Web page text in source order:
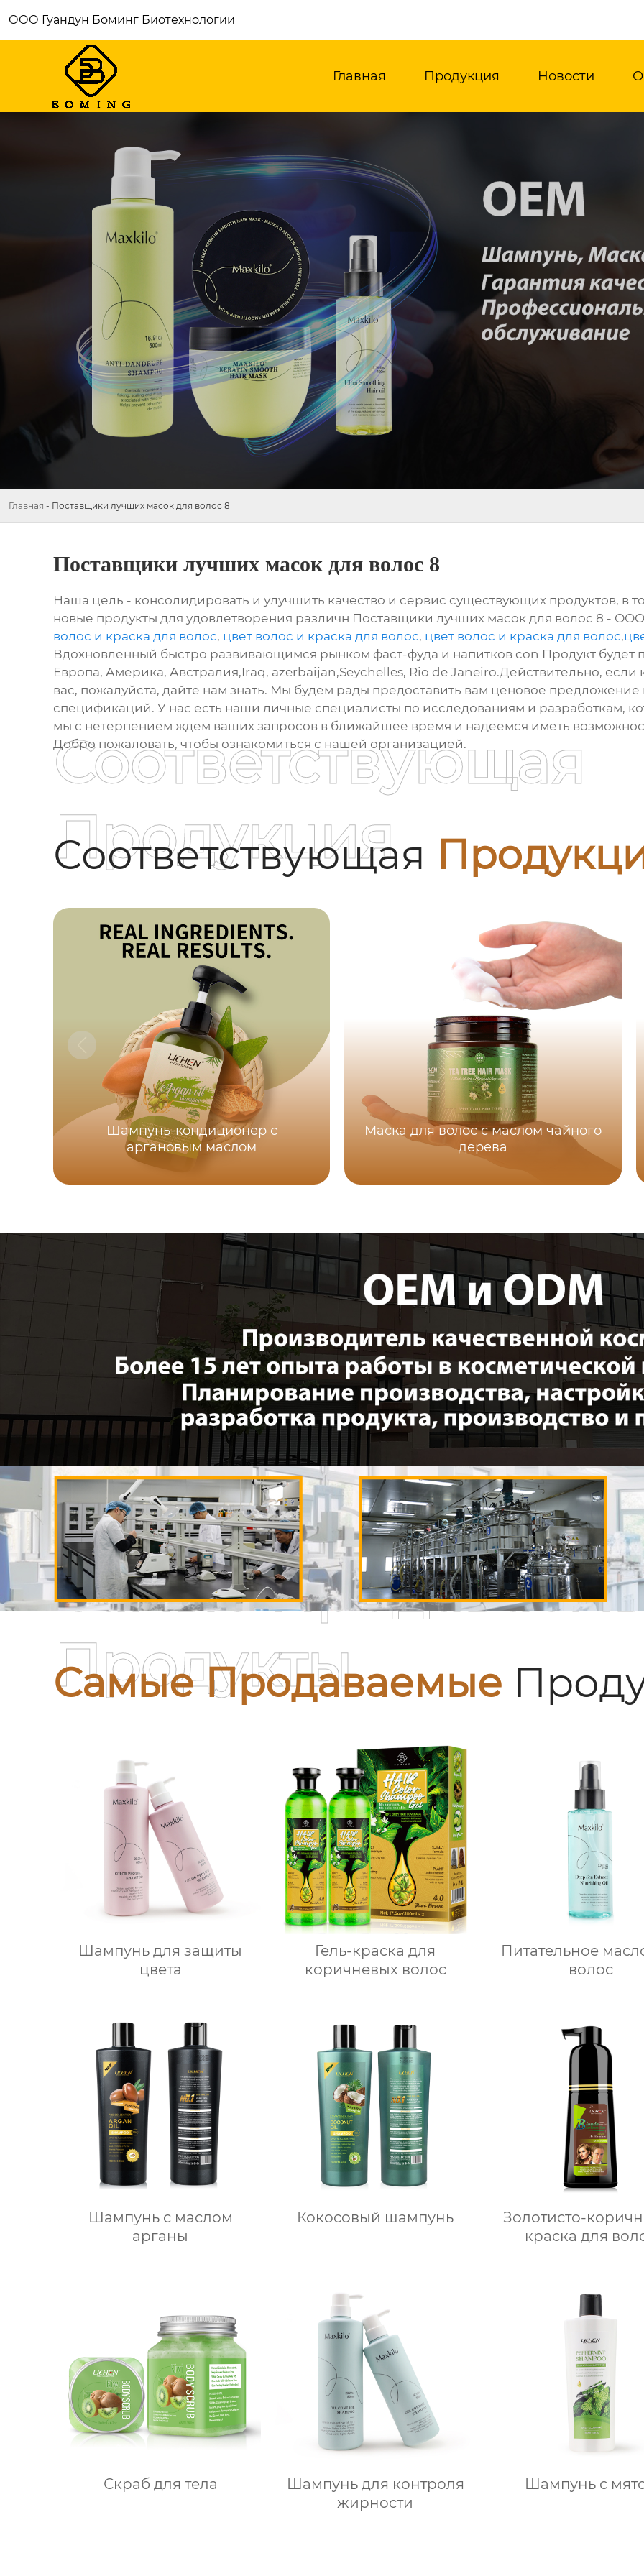
ООО Гуандун Боминг Биотехнологии
Главная Продукция Новости
Главная - Поставщики лучших масок для волос 8
Поставщики лучших масок для волос 8
Наша цель - консолидировать и улучшить качество и сервис существующих продуктов, в
новые продукты для удовлетворения различн Поставщики лучших масок для волос 8 -
волос и краска для волос, цвет волос и краска для волос, цвет волос и краска для волос,
Вдохновленный быстро развивающимся рынком фаст-фуда и напитков con Продукт будет
Европа, Америка, Австралия,Iraq, azerbaijan,Seychelles, Rio de Janeiro.Действительно, если
вас, пожалуйста, дайте нам знать. Мы будем рады предоставить вам ценовое
спецификаций. У нас есть наши личные специалисты по исследованиям и разработкам,
мы с нетерпением ждем ваших запросов в ближайшее время и надеемся иметь
Добро пожаловать, чтобы ознакомиться с нашей организацией.
Соответствующая
Соответствующая
Продукция
Шампунь-кондиционер с
аргановым маслом
Маска для волос с маслом чайного
дерева
Самые Продаваемые
Самые
Продукты
Шампунь для защиты
цвета
Гель-краска для
коричневых волос
Питательное
волос
Шампунь с маслом
арганы
Кокосовый шампунь
Золотисто-
краска для
Скраб для тела
Шампунь для контроля
жирности
Шампунь с